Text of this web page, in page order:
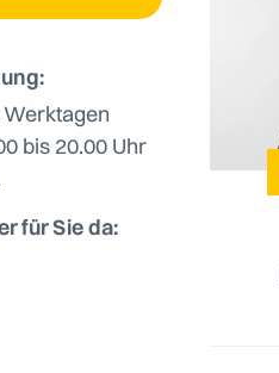
bis 20.00 Uhr
für Sie da: